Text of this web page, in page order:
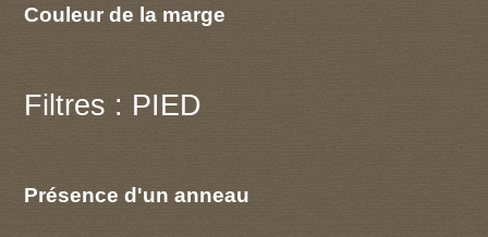
Couleur de la marge
Filtres : PIED
Présence d'un anneau